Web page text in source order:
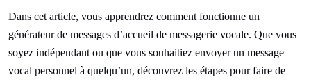
Dans cet article, vous apprendrez comment fonctionne un
générateur de messages d’accueil de messagerie vocale. Que vous
soyez indépendant ou que vous souhaitiez envoyer un message
vocal personnel à quelqu’un, découvrez les étapes pour faire de